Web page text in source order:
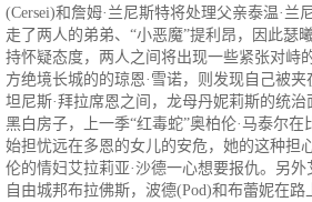
(Cersei)和詹姆·兰尼斯特将处理父亲泰温·兰
走了两人的弟弟、“小恶魔”提利昂，因此瑟
持怀疑态度，两人之间将出现一些紧张对峙
方绝境长城的的琼恩·雪诺，则发现自己被
坦尼斯·拜拉席恩之间，龙母丹妮莉斯的统
黑白房子，上一季“红毒蛇”奥柏伦·马泰尔
始担忧远在多恩的女儿的安危，她的这种担
伦的情妇艾拉莉亚·沙德一心想要报仇。另外
自由城邦布拉佛斯，波德(Pod)和布蕾妮在路